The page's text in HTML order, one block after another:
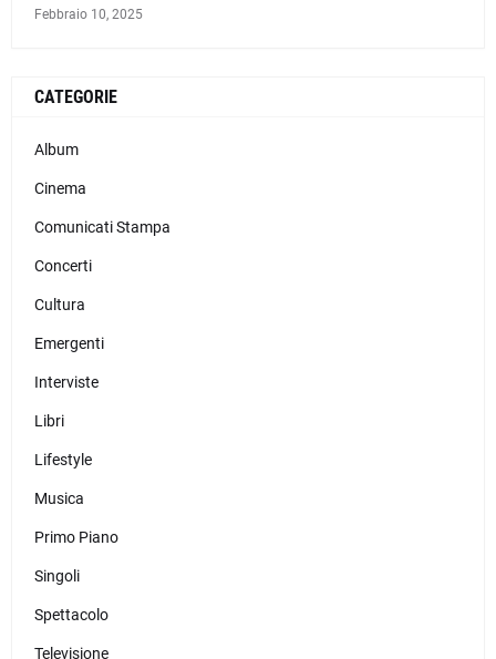
Febbraio 10, 2025
CATEGORIE
Album
Cinema
Comunicati Stampa
Concerti
Cultura
Emergenti
Interviste
Libri
Lifestyle
Musica
Primo Piano
Singoli
Spettacolo
Televisione